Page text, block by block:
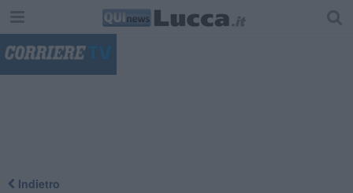
Indietro